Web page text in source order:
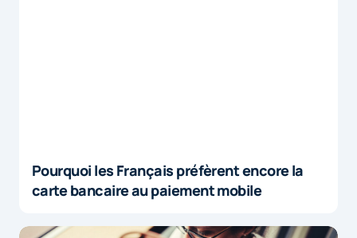
Pourquoi les Français préfèrent encore la
carte bancaire au paiement mobile